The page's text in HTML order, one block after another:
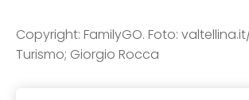
Copyright: FamilyGO. Foto:
Turismo; Giorgio Rocca